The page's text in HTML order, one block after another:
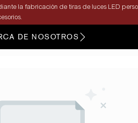
la fabricación de tiras de luces LED
DE NOSOTROS